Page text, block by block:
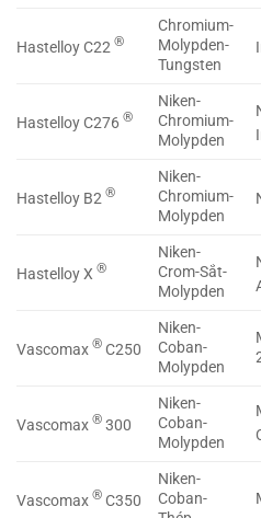
Hastelloy C22 ®
Chromium-
Molypden-
Tungsten
Hastelloy C276 ®
Niken-
Chromium-
Molypden
Hastelloy B2 ®
Niken-
Chromium-
Molypden
Hastelloy X ®
Niken-
Crom-Sắt-
Molypden
Vascomax ® C250
Niken-
Coban-
Molypden
Vascomax ® 300
Niken-
Coban-
Molypden
Vascomax ® C350
Niken-
Coban-